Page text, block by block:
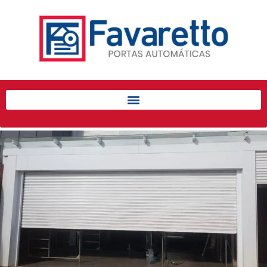
Início
Produtos
Automatizadores
Acessórios Para Portas de
Enrolar
Pintura eletrostática
Portfólio
Contato